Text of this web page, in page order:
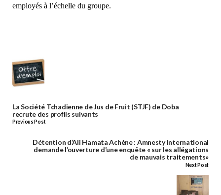
employés à l’échelle du groupe.
La Société Tchadienne de Jus de Fruit (STJF) de Doba
recrute des profils suivants
Previous Post
Détention d’Ali Hamata Achène : Amnesty International
demande l’ouverture d’une enquête « sur les allégations
de mauvais traitements»
Next Post